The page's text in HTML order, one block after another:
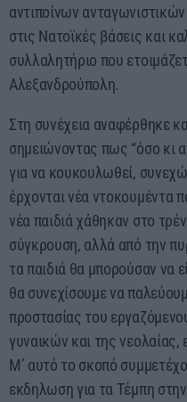
αντιποίνων
στις Νατοϊκές βάσεις και
συλλαλητήριο που
Αλεξανδρούπολη.
Στη συνέχεια αναφέρθηκε
σημειώνοντας πως “όσο κι
για να κουκουλωθεί,
έρχονται νέα ντοκουμέντα
νέα παιδιά χάθηκαν στο
σύγκρουση, αλλά από την
τα παιδιά θα μπορούσαν να
θα συνεχίσουμε να
προστασίας του
γυναικών και της νεολαίας,
Μ’ αυτό το σκοπό
εκδηλωση για τα Τέμπη